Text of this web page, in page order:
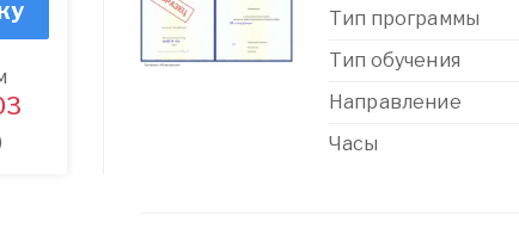
Тип программы
Тип обучения
Направление
Часы